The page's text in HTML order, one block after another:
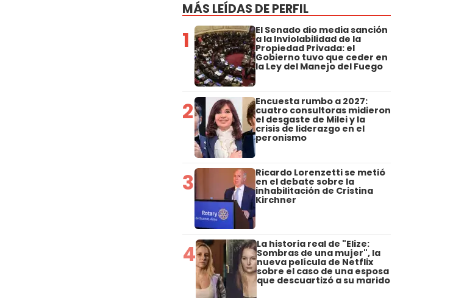
MÁS LEÍDAS DE PERFIL
1 El Senado dio media sanción
a la Inviolabilidad de la
Propiedad Privada: el
Gobierno tuvo que ceder en
la Ley del Manejo del Fuego
2 Encuesta rumbo a 2027:
cuatro consultoras midieron
el desgaste de Milei y la
crisis de liderazgo en el
peronismo
3 Ricardo Lorenzetti se metió
en el debate sobre la
inhabilitación de Cristina
Kirchner
4 La historia real de "Elize:
Sombras de una mujer", la
nueva película de Netflix
sobre el caso de una esposa
que descuartizó a su marido